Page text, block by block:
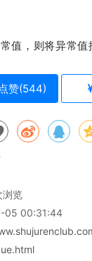
值，则将异常值
赞(544)
浏览
05 00:31:44